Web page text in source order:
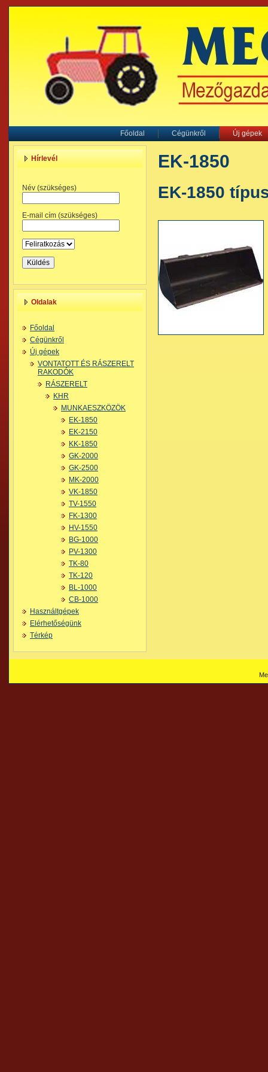
Főoldal Cégünkről Új gépek
Hírlevél
Név (szükséges)
E-mail cím (szükséges)
Oldalak
Főoldal
Cégünkről
Új gépek
VONTATOTT ÉS RÁSZERELT
RAKODÓK
RÁSZERELT
KHR
MUNKAESZKÖZÖK
EK-1850
EK-2150
KK-1850
GK-2000
GK-2500
MK-2000
VK-1850
TV-1550
FK-1300
HV-1550
BG-1000
PV-1300
TK-80
TK-120
BL-1000
CB-1000
Használtgépek
Elérhetőségünk
Térkép
EK-1850
EK-1850